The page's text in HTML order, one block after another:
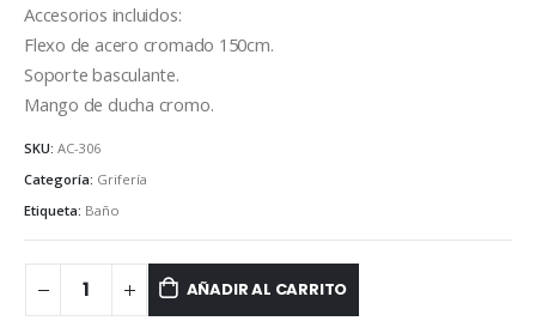
Accesorios incluidos:
Flexo de acero cromado 150cm.
Soporte basculante.
Mango de ducha cromo.
SKU: AC-306
Categoría: Grifería
Etiqueta: Baño
AÑADIR AL CARRITO